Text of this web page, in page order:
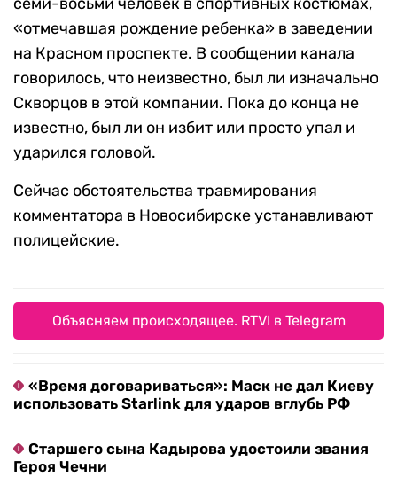
«отмечавшая рождение ребенка» в заведении
на Красном проспекте. В сообщении канала
говорилось, что неизвестно, был ли изначально
Скворцов в этой компании. Пока до конца не
известно, был ли он избит или просто упал и
ударился головой.
Сейчас обстоятельства травмирования
комментатора в Новосибирске устанавливают
полицейские.
Объясняем происходящее. RTVI в Telegram
«Время договариваться»: Маск не дал Киеву
использовать Starlink для ударов вглубь РФ
Старшего сына Кадырова удостоили звания
Героя Чечни